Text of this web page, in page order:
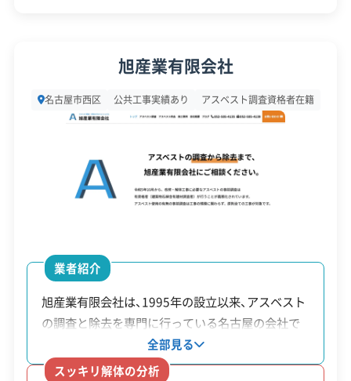
設立日 1971年11月
5,000万円
電話番号 052-529-5290
営業日
建物構造 木造
対応業務 産業廃棄物収集運搬業
旭産業有限会社
名古屋市西区 公共工事実績あり アスベスト調査資格者在籍
業者紹介
旭産業有限会社は、1995年の設立以来、アスベスト
の調査と除去を専門に行っている名古屋の会社で
す。社内には専門資格である「建築物石綿含有建材
調査者」が在籍しており、法律で定められた事前調
全部見る
スッキリ解体の分析